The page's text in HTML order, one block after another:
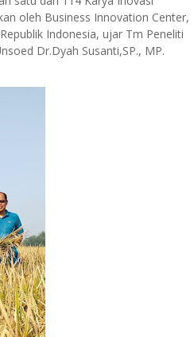
oleh Business Innovation Center,
Indonesia, ujar Tm Peneliti
Dr.Dyah Susanti,SP., MP.